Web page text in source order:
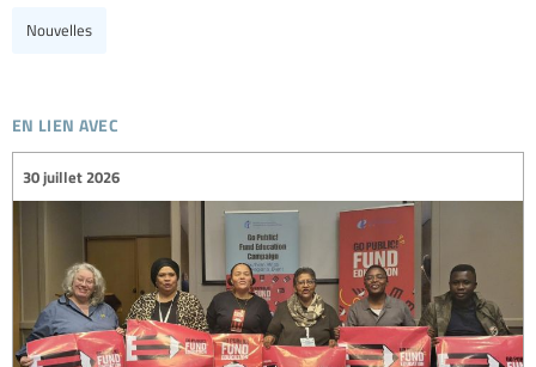
Nouvelles
en lien avec
30 juillet 2026